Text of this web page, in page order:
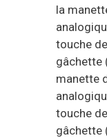
la
touche
gâchette
manette
touche
gâchette